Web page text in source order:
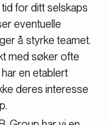
for ditt selskaps
eventuelle
å styrke teamet.
med søker ofte
en etablert
deres interesse